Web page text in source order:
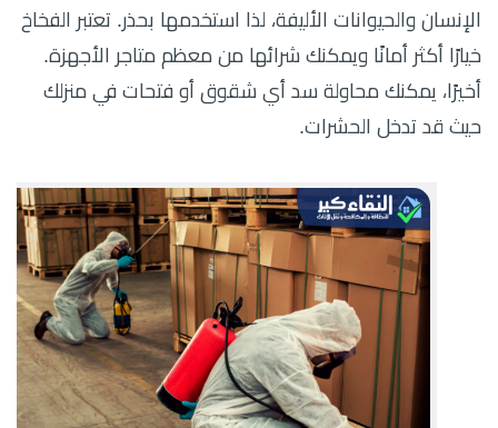
الإنسان والحيوانات الأليفة، لذا استخدمها بحذر. تعتبر الفخاخ
خيارًا أكثر أمانًا ويمكنك شرائها من معظم متاجر الأجهزة.
أخيرًا، يمكنك محاولة سد أي شقوق أو فتحات في منزلك
حيث قد تدخل الحشرات.